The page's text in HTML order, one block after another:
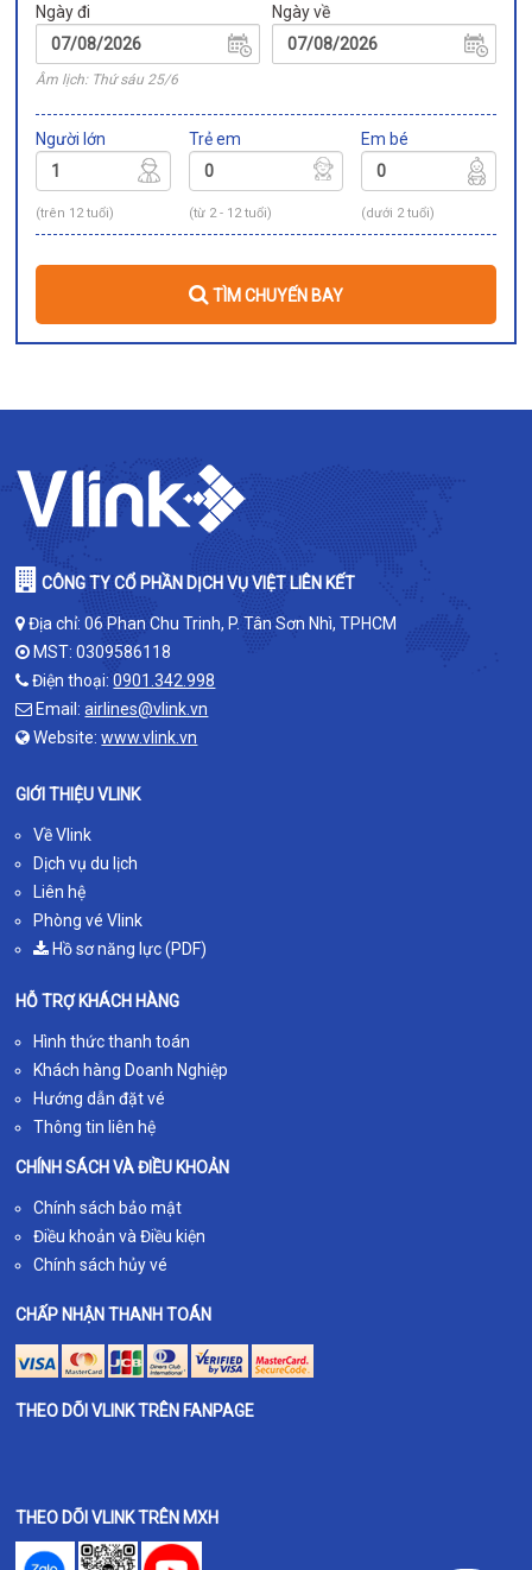
Ngày đi
Âm lịch: Thứ sáu 25/6
Ngày về
Người lớn
(trên 12 tuổi)
Trẻ em
(từ 2 - 12 tuổi)
Em bé
(dưới 2 tuổi)
TÌM CHUYẾN BAY
CÔNG TY CỔ PHẦN DỊCH VỤ VIỆT LIÊN KẾT
Địa chỉ: 06 Phan Chu Trinh, P. Tân Sơn Nhì, TPHCM
MST: 0309586118
Điện thoại:0901.342.998
Email:airlines@vlink.vn
Website:www.vlink.vn
GIỚI THIỆU VLINK
Về Vlink
Dịch vụ du lịch
Liên hệ
Phòng vé Vlink
Hồ sơ năng lực (PDF)
HỖ TRỢ KHÁCH HÀNG
Hình thức thanh toán
Khách hàng Doanh Nghiệp
Hướng dẫn đặt vé
Thông tin liên hệ
CHÍNH SÁCH VÀ ĐIỀU KHOẢN
Chính sách bảo mật
Điều khoản và Điều kiện
Chính sách hủy vé
CHẤP NHẬN THANH TOÁN
THEO DÕI VLINK TRÊN FANPAGE
THEO DÕI VLINK TRÊN MXH